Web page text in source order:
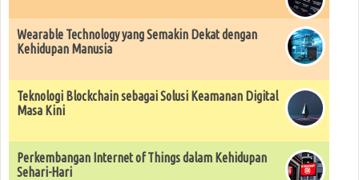
Wearable Technology yang Semakin Dekat dengan
Kehidupan Manusia
Teknologi Blockchain sebagai Solusi Keamanan Digital
Masa Kini
Perkembangan Internet of Things dalam Kehidupan
Sehari-Hari